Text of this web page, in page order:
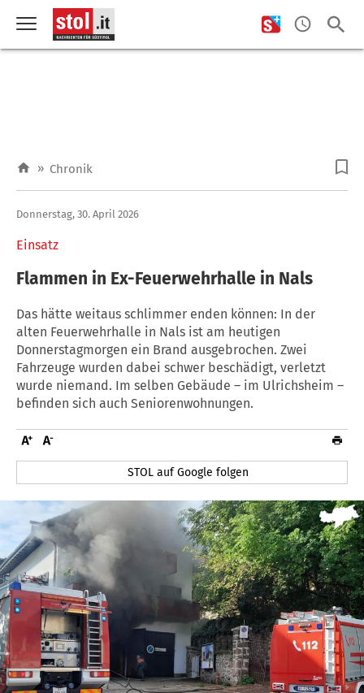
» Chronik
Einsatz
Donnerstag, 30. April 2026
Flammen in Ex-Feuerwehrhalle in Nals
Das hätte weitaus schlimmer enden können: In der
alten Feuerwehrhalle in Nals ist am heutigen
Donnerstagmorgen ein Brand ausgebrochen. Zwei
Fahrzeuge wurden dabei schwer beschädigt, verletzt
wurde niemand. Im selben Gebäude – im Ulrichsheim –
befinden sich auch Seniorenwohnungen.
STOL auf Google folgen